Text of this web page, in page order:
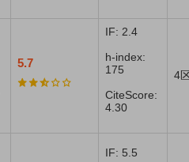
5.7
IF: 2.4
h-index:
175
CiteScore:
4.30
4
IF: 5.5